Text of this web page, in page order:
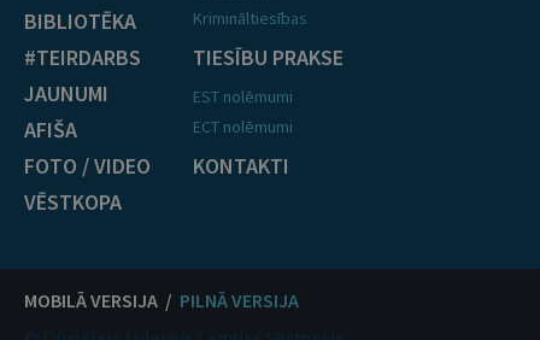
BIBLIOTĒKA
#TEIRDARBS
JAUNUMI
AFIŠA
FOTO / VIDEO
VĒSTKOPA
Krimināltiesības
TIESĪBU PRAKSE
EST nolēmumi
ECT nolēmumi
KONTAKTI
MOBILĀ VERSIJA / PILNĀ VERSIJA